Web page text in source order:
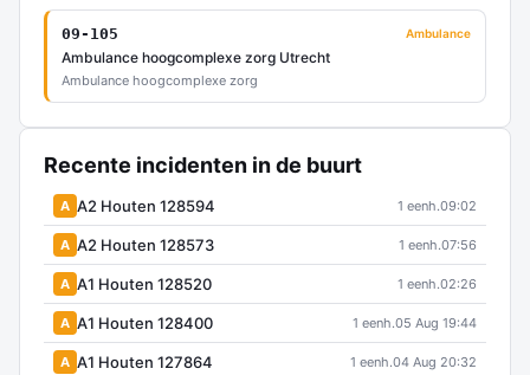
09-105 Ambulance
Ambulance hoogcomplexe zorg Utrecht
Ambulance hoogcomplexe zorg
Recente incidenten in de buurt
A A2 Houten 128594 1 eenh.09:02
A A2 Houten 128573 1 eenh.07:56
A A1 Houten 128520 1 eenh.02:26
A A1 Houten 128400 1 eenh.05 Aug 19:44
A A1 Houten 127864 1 eenh.04 Aug 20:32